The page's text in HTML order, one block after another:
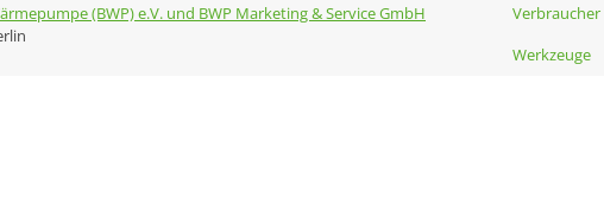
(BWP) e.V. und BWP Marketing & Service GmbH
Verbraucher
Werkzeuge